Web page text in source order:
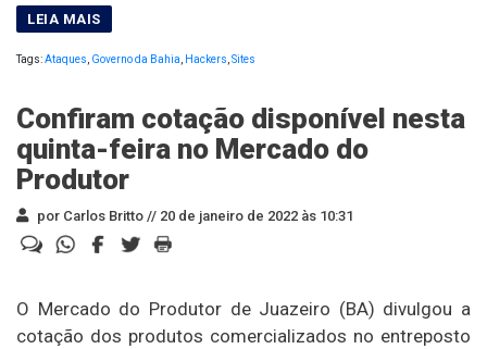
Tags:Ataques Governo da Bahia Hackers Sites
Confiram cotação disponível nesta
quinta-feira no Mercado do
Produtor
por Carlos Britto // 20 de janeiro de 2022 às 10:31
O Mercado do Produtor de Juazeiro (BA) divulgou a
cotação dos produtos comercializados no entreposto